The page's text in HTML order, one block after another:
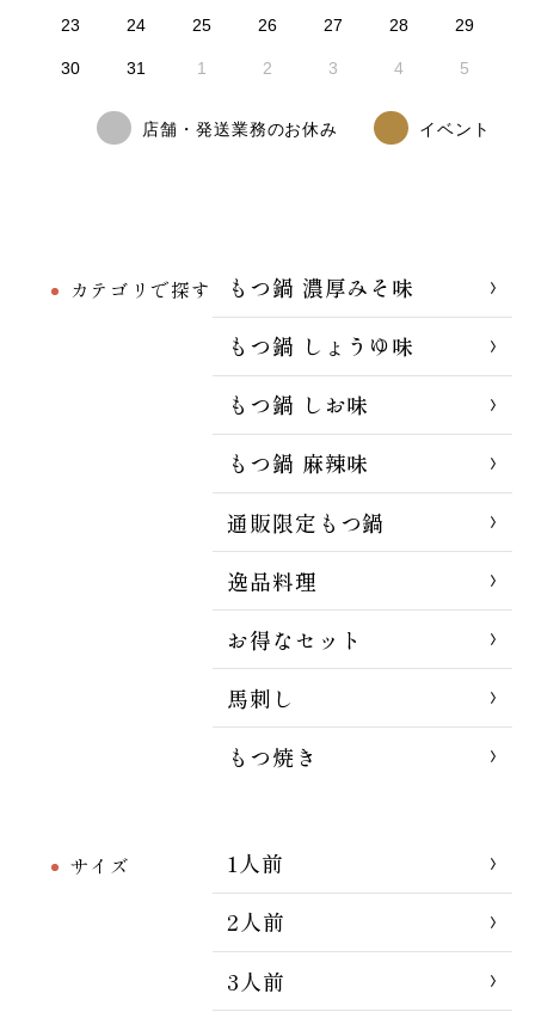
カテゴリで探す
もつ鍋 濃厚みそ味
もつ鍋 しょうゆ味
もつ鍋 しお味
もつ鍋 麻辣味
通販限定もつ鍋
逸品料理
お得なセット
馬刺し
もつ焼き
サイズ
1人前
2人前
3人前
23 24 25 26 27 28 29
30 31 1 2 3 4 5
店舗・発送業務のお休み イベント